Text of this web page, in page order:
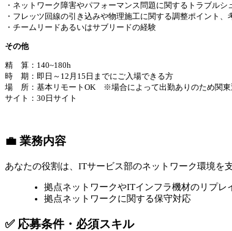
・ネットワーク障害やパフォーマンス問題に関するトラブルシ
・フレッツ回線の引き込みや物理施工に関する調整ポイント
・チームリードあるいはサブリードの経験
その他
精 算：140~180h
時 期：即日～12月15日までにご入場できる方
場 所：基本リモートOK ※場合によって出勤ありのため関東
サイト：30日サイト
💼 業務内容
あなたの役割は、ITサービス部のネットワーク環境を
拠点ネットワークやITインフラ機材のリプレ
拠点ネットワークに関する保守対応
✅ 応募条件・必須スキル